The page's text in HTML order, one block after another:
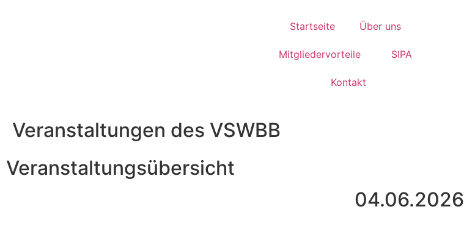
Startseite Über uns
Mitgliedervorteile SIPA
Kontakt
Veranstaltungen des VSWBB
Veranstaltungsübersicht
04.06.2026